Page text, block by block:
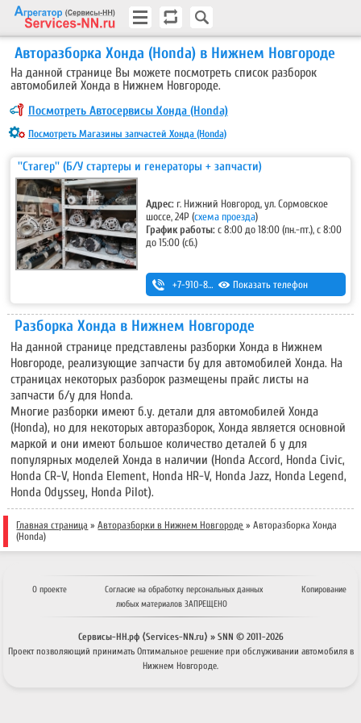
Авторазборка Хонда (Honda) в Нижнем Новгороде
На данной странице Вы можете посмотреть список разборок
автомобилей Хонда в Нижнем Новгороде.
Посмотреть Автосервисы Хонда (Honda)
Посмотреть Магазины запчастей Хонда (Honda)
''Стагер'' (Б/У стартеры и генераторы + запчасти)
Адрес: г. Нижний Новгород, ул. Сормовское
шоссе, 24Р (схема проезда)
График работы:с 8:00 до 18:00 (пн.-пт.), с 8:00
до 15:00 (сб.)
+7-910-876-65-85 Показать телефон
Разборка Хонда в Нижнем Новгороде
На данной странице представлены разборки Хонда в Нижнем
Новгороде, реализующие запчасти бу для автомобилей Хонда. На
страницах некоторых разборок размещены прайс листы на
запчасти б/у для Honda.
Многие разборки имеют б.у. детали для автомобилей Хонда
(Honda), но для некоторых авторазборок, Хонда является основной
маркой и они имеют большое количество деталей б у для
популярных моделей Хонда в наличии (Honda Accord, Honda Civic,
Honda CR-V, Honda Element, Honda HR-V, Honda Jazz, Honda Legend,
Honda Odyssey, Honda Pilot).
Главная страница »Авторазборки в Нижнем Новгороде »Авторазборка Хонда
(Honda)
О проекте Согласие на обработку персональных данных
Копирование
любых материалов ЗАПРЕЩЕНО
Сервисы-НН.рф ⟨Services-NN.ru⟩ » SNN © 2011-2026
Проект позволяющий принимать Оптимальное решениепри обслуживании автомобиля в
Нижнем Новгороде.